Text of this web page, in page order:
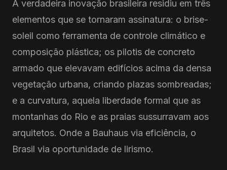
A verdadeira inovação brasileira residiu em três
elementos que se tornaram assinatura: o brise-
soleil como ferramenta de controle climático e
composição plástica; os pilotis de concreto
armado que elevavam edifícios acima da densa
vegetação urbana, criando plazas sombreadas;
e a curvatura, aquela liberdade formal que as
montanhas do Rio e as praias sussurravam aos
arquitetos. Onde a Bauhaus via eficiência, o
Brasil via oportunidade de lirismo.